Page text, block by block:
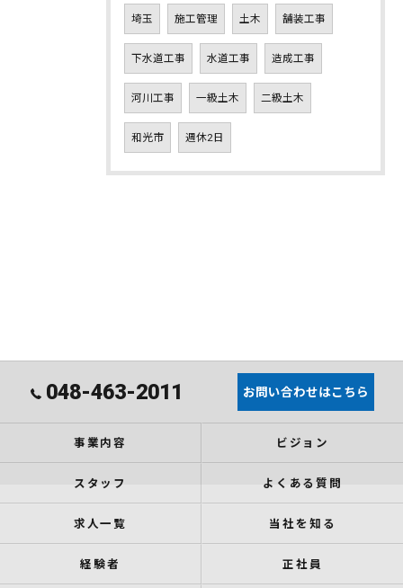
埼玉 施工管理 土木 舗装工事
下水道工事 水道工事 造成工事
河川工事 一級土木 二級土木
和光市 週休2日
048-463-2011 お問い合わせはこちら
事業内容 ビジョン
スタッフ よくある質問
求人一覧 当社を知る
経験者 正社員